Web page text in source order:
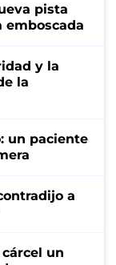
pista
emboscada
y la
la
un paciente
a
un